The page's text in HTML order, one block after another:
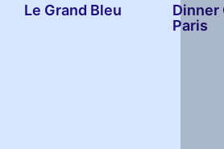
Le Grand Bleu
Dinner
Paris